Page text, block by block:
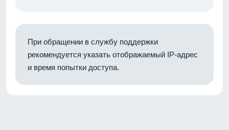
При обращении в службу поддержки
рекомендуется указать отображаемый IP-адрес
и время попытки доступа.